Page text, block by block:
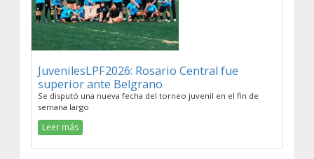
JuvenilesLPF2026: Rosario Central fue
superior ante Belgrano
Se disputó una nueva fecha del torneo juvenil en el fin de
semana largo
Leer más